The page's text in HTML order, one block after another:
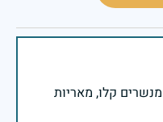
קלו, מאריות